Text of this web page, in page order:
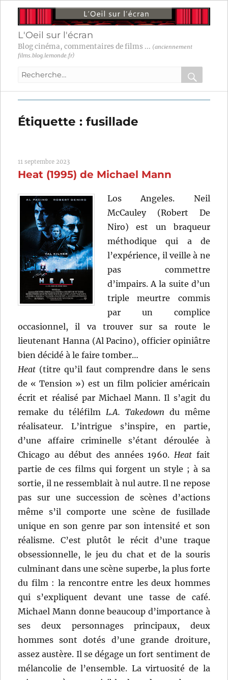
L'Oeil sur l'écran
Blog cinéma, commentaires de films ... (anciennement
films.blog.lemonde.fr)
Recherche
:
OK
Étiquette :fusillade
11 septembre 2023
Heat (1995) de Michael Mann
Los Angeles. Neil
McCauley (Robert De
Niro) est un braqueur
méthodique qui a de
l’expérience, il veille à ne
pas commettre
d’impairs. A la suite d’un
triple meurtre commis
par un complice
occasionnel, il va trouver sur sa route le
lieutenant Hanna (Al Pacino), officier opiniâtre
bien décidé à le faire tomber…
Heat (titre qu’il faut comprendre dans le sens
de « Tension ») est un film policier américain
écrit et réalisé par Michael Mann. Il s’agit du
remake du téléfilm L.A. Takedown du même
réalisateur. L’intrigue s’inspire, en partie,
d’une affaire criminelle s’étant déroulée à
Chicago au début des années 1960.Heat fait
partie de ces films qui forgent un style ; à sa
sortie, il ne ressemblait à nul autre. Il ne repose
pas sur une succession de scènes d’actions
même s’il comporte une scène de fusillade
unique en son genre par son intensité et son
réalisme. C’est plutôt le récit d’une traque
obsessionnelle, le jeu du chat et de la souris
culminant dans une scène superbe, la plus forte
du film : la rencontre entre les deux hommes
qui s’expliquent devant une tasse de café.
Michael Mann donne beaucoup d’importance à
ses deux personnages principaux, deux
hommes sont dotés d’une grande droiture,
assez austère. Il se dégage un fort sentiment de
mélancolie de l’ensemble. La virtuosité de la